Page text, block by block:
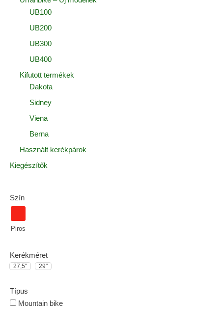
UB100
UB200
UB300
UB400
Kifutott termékek
Dakota
Sidney
Viena
Berna
Használt kerékpárok
Kiegészítők
Szín
Piros
Kerékméret
27,5" 29"
Típus
Mountain bike